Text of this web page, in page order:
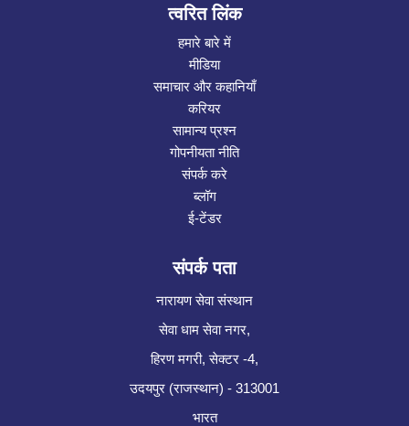
त्वरित लिंक
हमारे बारे में
मीडिया
समाचार और कहानियाँ
करियर
सामान्य प्रश्न
गोपनीयता नीति
संपर्क करे
ब्लॉग
ई-टेंडर
संपर्क पता
नारायण सेवा संस्थान
सेवा धाम सेवा नगर,
हिरण मगरी, सेक्टर -4,
उदयपुर (राजस्थान) - 313001
भारत